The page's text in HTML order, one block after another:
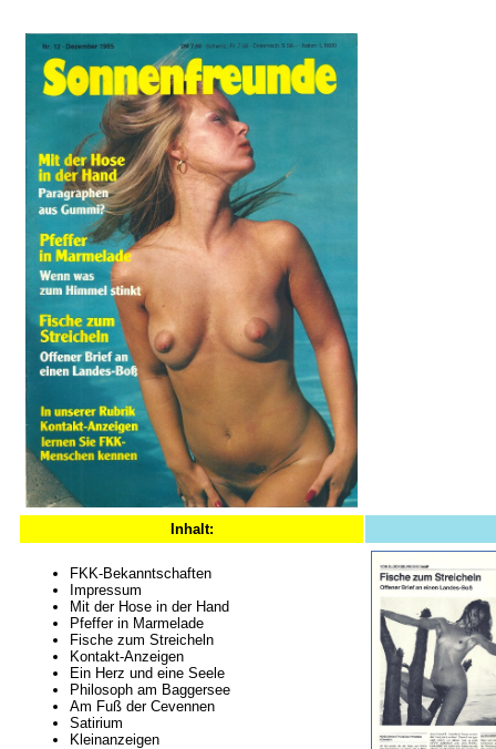
Inhalt:
FKK-Bekanntschaften
Impressum
Mit der Hose in der Hand
Pfeffer in Marmelade
Fische zum Streicheln
Kontakt-Anzeigen
Ein Herz und eine Seele
Philosoph am Baggersee
Am Fuß der Cevennen
Satirium
Kleinanzeigen